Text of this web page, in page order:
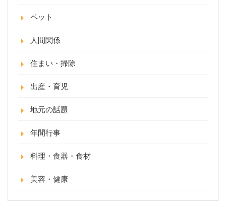
ペット
人間関係
住まい・掃除
出産・育児
地元の話題
年間行事
料理・食器・食材
美容・健康